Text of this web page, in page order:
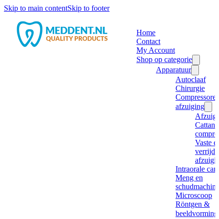
Skip to main contentSkip to footer
Home
Contact
My Account
Shop op categorie
Apparatuur
Autoclaaf
Chirurgie
afzuiging
Cattani
Vaste
Intraorale
Meng en
Microscoop
Röntgen &
beeldvorming